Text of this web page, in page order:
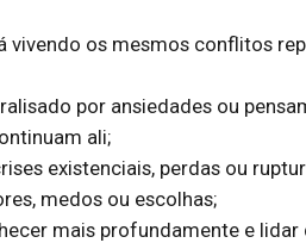
vivendo os mesmos conflitos
por ansiedades ou
ali;
existenciais, perdas ou
medos ou escolhas;
mais profundamente e